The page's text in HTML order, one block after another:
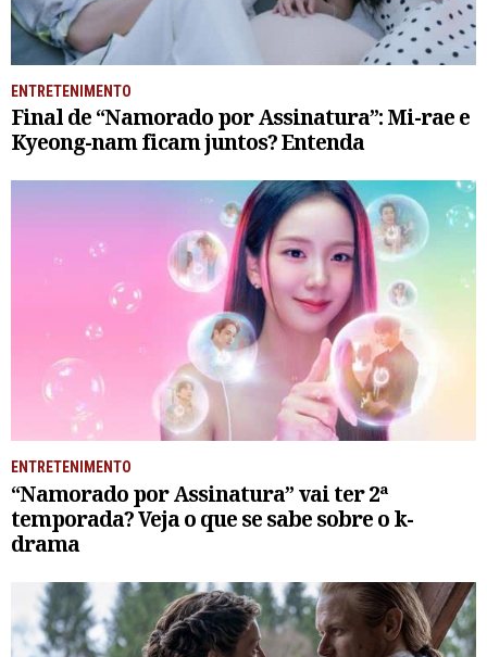
ENTRETENIMENTO
Final de “Namorado por Assinatura”: Mi-rae e
Kyeong-nam ficam juntos? Entenda
ENTRETENIMENTO
“Namorado por Assinatura” vai ter 2ª
temporada? Veja o que se sabe sobre o k-
drama